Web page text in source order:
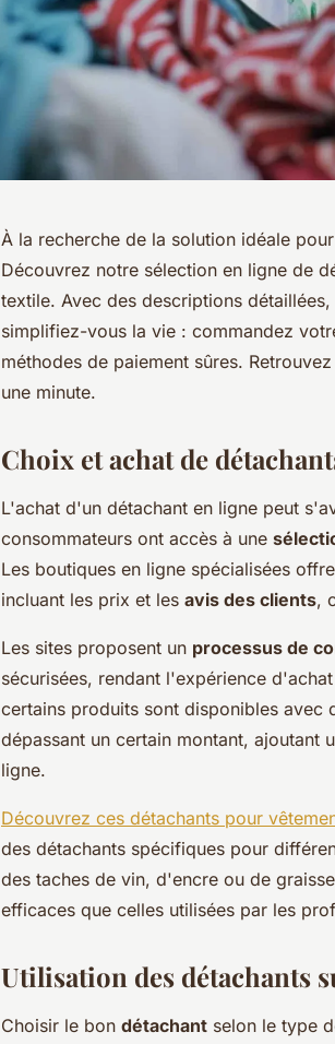
À la recherche de la solution idéale
Découvrez notre sélection en ligne de
textile. Avec des descriptions
simplifiez-vous la vie : commandez
méthodes de paiement sûres.
une minute.
Choix et achat de
L'achat d'un détachant en ligne peut
consommateurs ont accès à une
Les boutiques en ligne spécialisées
incluant les prix et les avis des clients,
Les sites proposent un processus de
sécurisées, rendant l'expérience
certains produits sont disponibles
dépassant un certain montant, ajoutant
ligne.
Découvrez ces détachants pour
des détachants spécifiques pour
des taches de vin, d'encre ou de
efficaces que celles utilisées par les
Utilisation des détachants
Choisir le bon détachant selon le type